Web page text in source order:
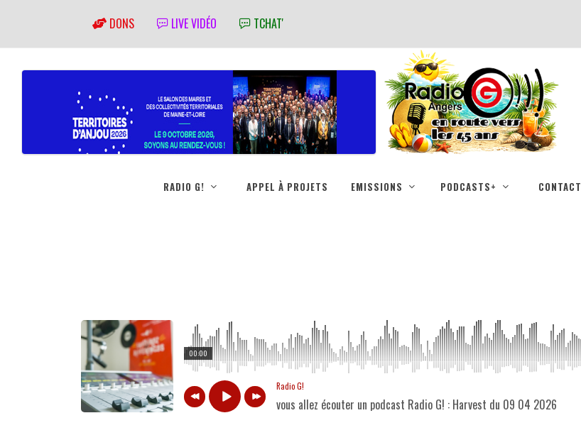
DONS LIVE VIDÉO TCHAT'
RADIO G! APPEL À PROJETS EMISSIONS PODCASTS+ CONTACT
00:00
Radio G!
vous allez écouter un podcast Radio G! : Harvest du 09 04 2026